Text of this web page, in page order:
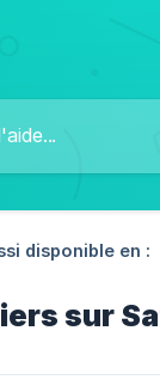
disponible en :
sur